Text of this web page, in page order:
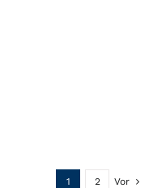
1 2 Vor